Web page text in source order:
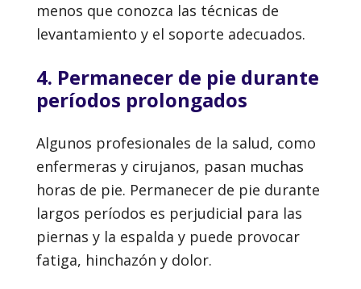
menos que conozca las técnicas de
levantamiento y el soporte adecuados.
4. Permanecer de pie durante
períodos prolongados
Algunos profesionales de la salud, como
enfermeras y cirujanos, pasan muchas
horas de pie. Permanecer de pie durante
largos períodos es perjudicial para las
piernas y la espalda y puede provocar
fatiga, hinchazón y dolor.